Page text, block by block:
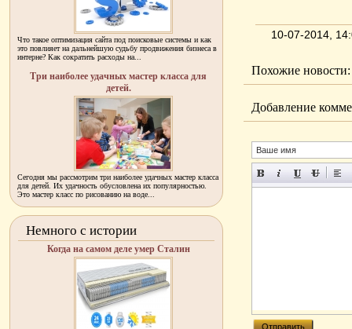
10-07-2014,
Похожие новости:
Добавление
Что такое оптимизация сайта под поисковые системы и как
это повлияет на дальнейшую судьбу продвижения бизнеса в
интерне? Как сократить расходы на...
Три наиболее удачных мастер класса для
детей.
Сегодня мы рассмотрим три наиболее удачных мастер класса
для детей. Их удачность обусловлена их популярностью.
Это мастер класс по рисованию на воде...
Немного с истории
Когда на самом деле умер Сталин